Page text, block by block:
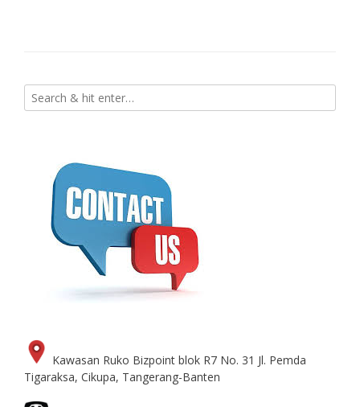
Kawasan Ruko Bizpoint blok R7 No. 31 Jl. Pemda
Tigaraksa, Cikupa, Tangerang-Banten